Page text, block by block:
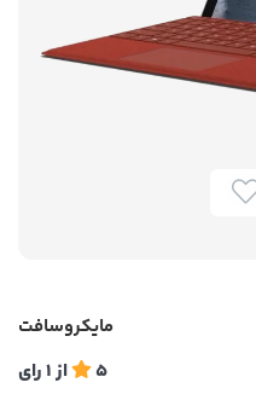
مایکروسافت
5 از1رای